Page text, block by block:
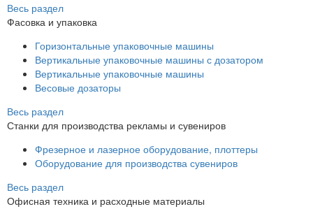
Весь раздел
Фасовка и упаковка
Горизонтальные упаковочные машины
Вертикальные упаковочные машины с дозатором
Вертикальные упаковочные машины
Весовые дозаторы
Весь раздел
Станки для производства рекламы и сувениров
Фрезерное и лазерное оборудование, плоттеры
Оборудование для производства сувениров
Весь раздел
Офисная техника и расходные материалы